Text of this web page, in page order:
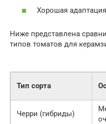
Хорошая
Ниже представлена
типов томатов для
Тип сорта
Черри (гибриды)